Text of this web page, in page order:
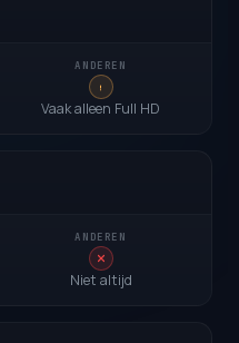
Vaak alleen Full HD
Niet altijd